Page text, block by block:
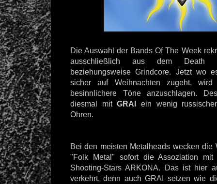
Die Auswahl der Bands Of The Week
ausschließlich aus dem Death
beziehungsweise Grindcore. Jetzt wo
sicher auf Weihnachten zugeht,
besinnlichere Töne anzuschlagen.
diesmal mitGRAIein wenig
Ohren.
Bei den meisten Metalheads wecken die
"Folk Metal" sofort die Assoziation mit
Shooting-Stars ARKONA. Das ist hier
verkehrt, denn auch GRAI setzen wie